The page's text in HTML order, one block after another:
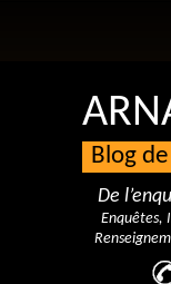
Blog
De
Enquêtes,